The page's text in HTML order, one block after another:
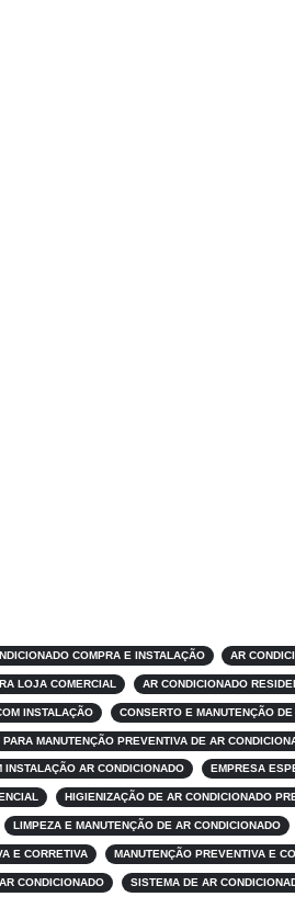
COMPRA E INSTALAÇÃO AR
LOJA COMERCIAL AR CONDICIONADO
INSTALAÇÃO CONSERTO E MANUTENÇÃO
PARA MANUTENÇÃO PREVENTIVA DE AR
AR CONDICIONADO EMPRESA
HIGIENIZAÇÃO DE AR CONDICIONADO
LIMPEZA E MANUTENÇÃO DE AR CONDICIONADO
E CORRETIVA MANUTENÇÃO PREVENTIVA E
CONDICIONADO SISTEMA DE AR